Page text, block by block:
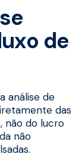
de
análise de
das
não do lucro
não